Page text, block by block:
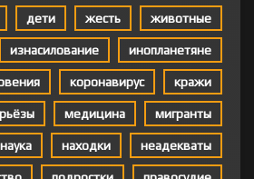
дети жесть животные
изнасилование инопланетяне
коронавирус кражи
медицина мигранты
наука находки неадекваты